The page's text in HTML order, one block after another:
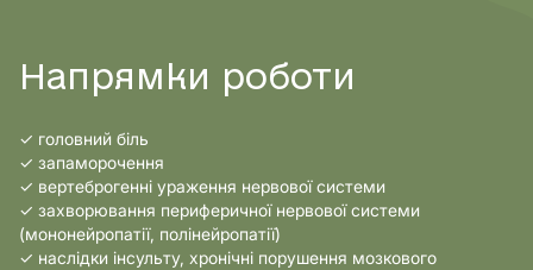
Напрямки роботи
✓ головний біль
✓ запаморочення
✓ вертеброгенні ураження нервової системи
✓ захворювання периферичної нервової системи
(мононейропатії, полінейропатії)
✓ наслідки інсульту, хронічні порушення мозкового